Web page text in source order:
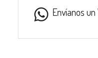
Envíanos